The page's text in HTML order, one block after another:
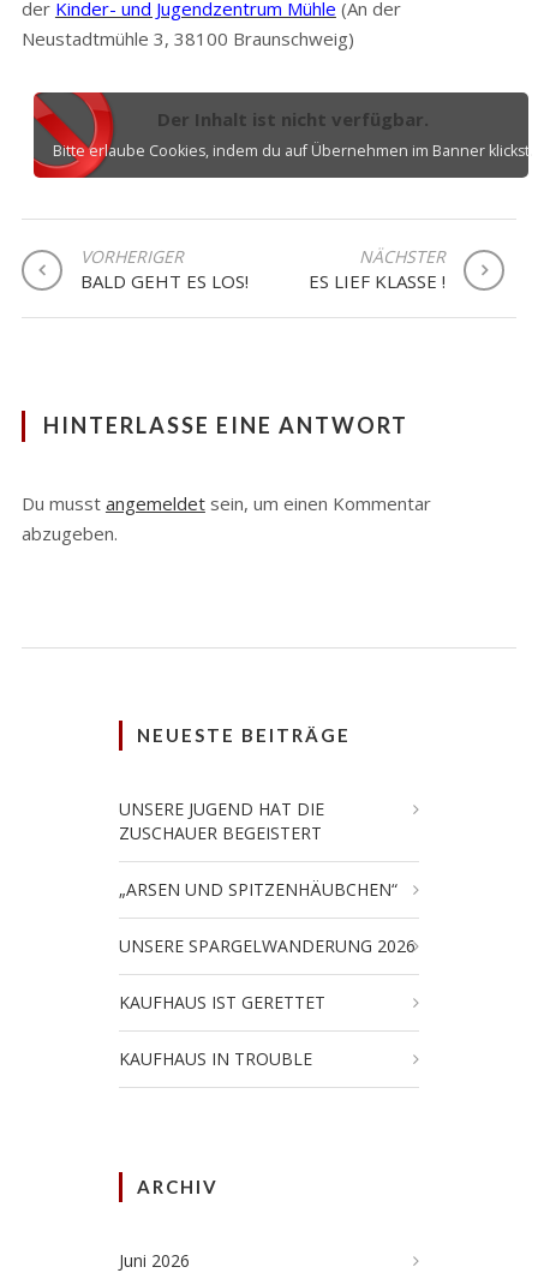
der Kinder- und Jugendzentrum Mühle (An der
Neustadtmühle 3, 38100 Braunschweig)
Der Inhalt ist nicht verfügbar.
Bitte erlaube Cookies, indem du auf Übernehmen im Banner klickst.
BEITRAGSNAVIGATION
VORHERIGER
BALD GEHT ES LOS!
NÄCHSTER
ES LIEF KLASSE !
HINTERLASSE EINE ANTWORT
Du musst angemeldetsein, um einen Kommentar
abzugeben.
NEUESTE BEITRÄGE
UNSERE JUGEND HAT DIE
ZUSCHAUER BEGEISTERT
„ARSEN UND SPITZENHÄUBCHEN“
UNSERE SPARGELWANDERUNG 2026
KAUFHAUS IST GERETTET
KAUFHAUS IN TROUBLE
ARCHIV
Juni 2026